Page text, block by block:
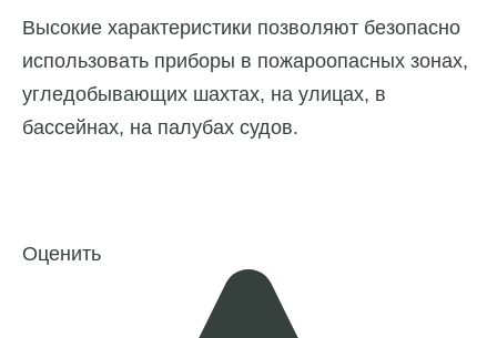
Высокие характеристики позволяют безопасно
использовать приборы в пожароопасных зонах,
угледобывающих шахтах, на улицах, в
бассейнах, на палубах судов.
Оценить